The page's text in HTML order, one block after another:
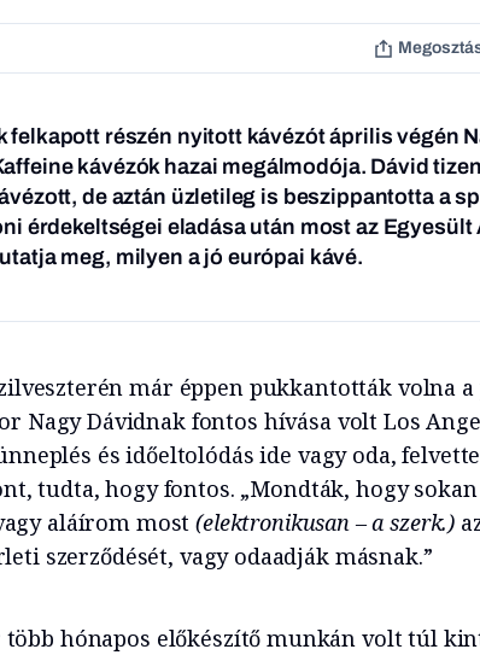
felkapott részén nyitott kávézót április végén
kávézók hazai megálmodója. Dávid
de aztán üzletileg is beszippantotta a
érdekeltségei eladása után most az Egyesült
meg, milyen a jó európai kávé.
már éppen pukkantották volna a
Nagy Dávidnak fontos hívása volt Los
és időeltolódás ide vagy oda,
tudta, hogy fontos. „Mondták, hogy
aláírom most (elektronikusan – a szerk.)
szerződését, vagy odaadják másnak.”
hónapos előkészítő munkán volt túl